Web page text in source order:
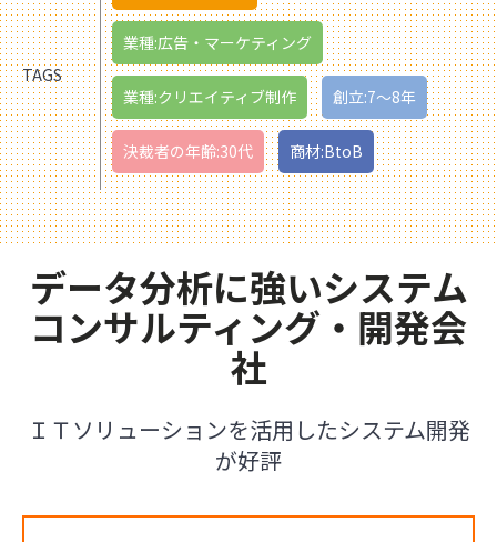
TAGS
業種:広告・マーケティング
業種:クリエイティブ制作 創立:7〜8年
決裁者の年齢:30代 商材:BtoB
データ分析に強いシステム
コンサルティング・開発会
社
ＩＴソリューションを活用したシステム開発
が好評